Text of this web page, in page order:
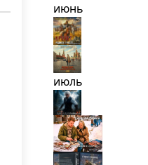
июнь
июль